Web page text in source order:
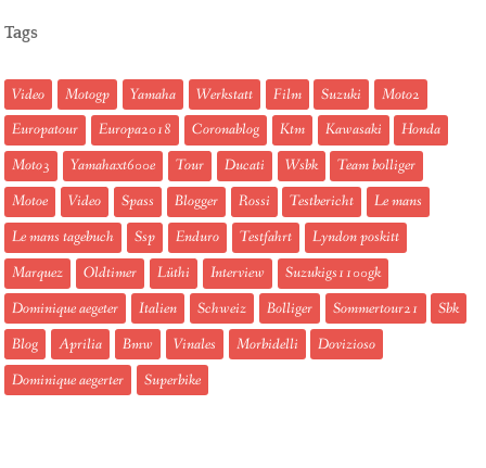
Tags
Video Motogp Yamaha Werkstatt Film Suzuki
Moto2
Europatour
Europa2018 Coronablog Ktm Kawasaki
Honda
Moto3
Yamahaxt600e Tour Ducati Wsbk
Team bolliger
Motoe
Video Spass Blogger Rossi Testbericht
Le mans
Le mans tagebuch
Ssp Enduro Testfahrt
Lyndon poskitt
Marquez
Oldtimer Lüthi Interview
Suzukigs1100gk
Dominique aegeter
Italien Schweiz Bolliger Sommertour21
Sbk
Blog
Aprilia Bmw Vinales Morbidelli
Dovizioso
Dominique aegerter
Superbike